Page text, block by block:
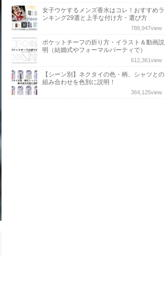
女子ウケするメンズ香水はコレ！おすすめラ
ンキング29選と上手な付け方・選び方
788,947view
ポケットチーフの折り方・イラスト＆動画説
明（結婚式やフォーマルパーティで）
612,361view
【シーン別】ネクタイの色・柄、シャツとの
組み合わせを色別に説明！
364,125view